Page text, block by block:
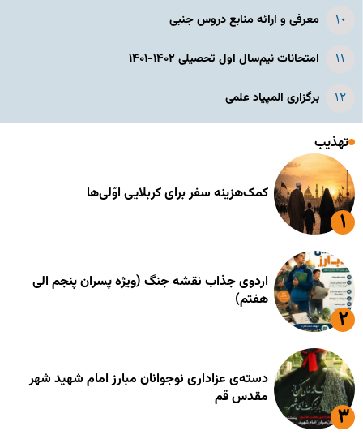
معرفی و ارائه منابع دروس جنبی
امتحانات نیم‌سال اول تحصیلی ۱۴۰۲-۱۴۰۱
برگزاری المپیاد علمی
تهذیب
کمک‌هزینه سفر برای کربلایی اوّلی‌ها
اردوی جذاب نقشه جنگ (ویژه پسران پنجم الی
هفتم)
دسته‌ی عزاداری نوجوانان مبارز امام شهید شهر
مقدس قم